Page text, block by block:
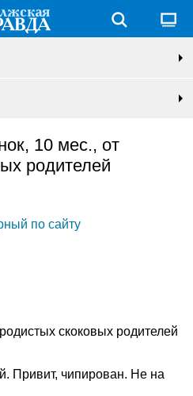
10 мес., от
родителей
по сайту
скоковых родителей
Привит, чипирован. Не на